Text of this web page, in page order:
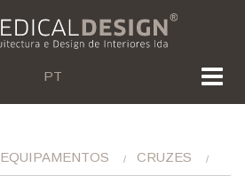
PT
EQUIPAMENTOS CRUZES